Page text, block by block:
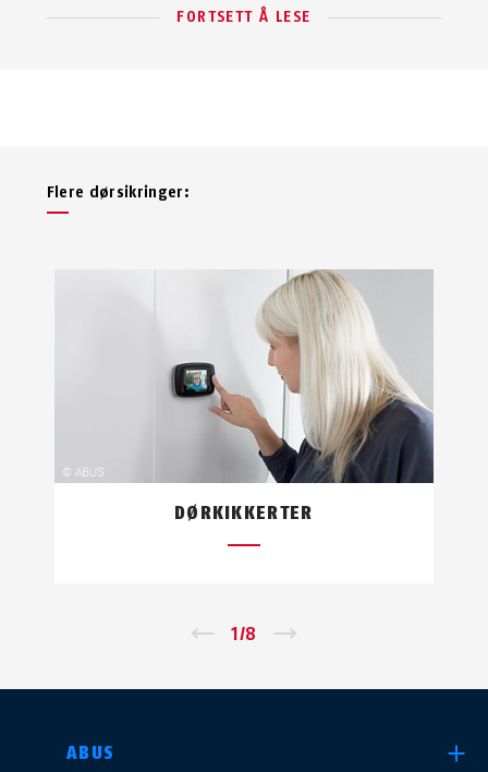
FORTSETT Å LESE
Flere dørsikringer:
DØRKIKKERTER
1/8
ABUS
VELG LAND